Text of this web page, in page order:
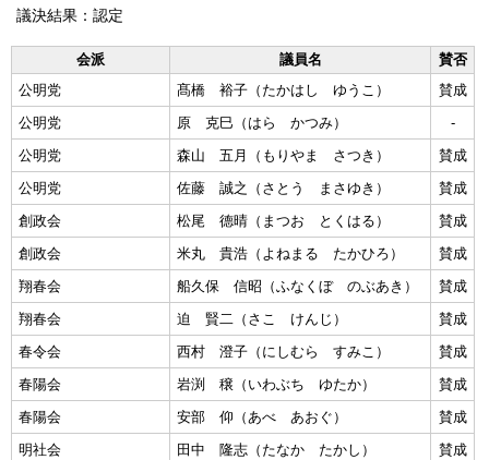
議決結果：認定
会派 議員名
賛否
公明党
髙橋 裕子（たかはし ゆうこ）
賛成
公明党
原 克巳（はら かつみ）
-
公明党
森山 五月（もりやま さつき）
賛成
公明党
佐藤 誠之（さとう まさゆき）
賛成
創政会
松尾 德晴（まつお とくはる）
賛成
創政会
米丸 貴浩（よねまる たかひろ）
賛成
翔春会
船久保 信昭（ふなくぼ のぶあき）
賛成
翔春会
迫 賢二（さこ けんじ）
賛成
春令会
西村 澄子（にしむら すみこ）
賛成
春陽会
岩渕 穣（いわぶち ゆたか）
賛成
春陽会
安部 仰（あべ あおぐ）
賛成
明社会
田中 隆志（たなか たかし）
賛成